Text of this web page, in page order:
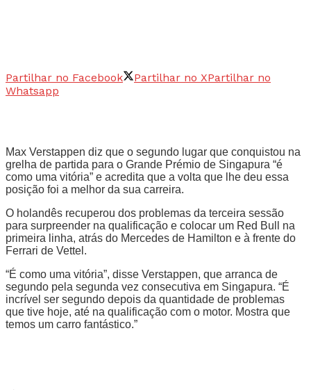
Partilhar no Facebook Partilhar no XPartilhar no
Whatsapp
Max Verstappen diz que o segundo lugar que conquistou na
grelha de partida para o Grande Prémio de Singapura “é
como uma vitória” e acredita que a volta que lhe deu essa
posição foi a melhor da sua carreira.
O holandês recuperou dos problemas da terceira sessão
para surpreender na qualificação e colocar um Red Bull na
primeira linha, atrás do Mercedes de Hamilton e à frente do
Ferrari de Vettel.
“É como uma vitória”, disse Verstappen, que arranca de
segundo pela segunda vez consecutiva em Singapura. “É
incrível ser segundo depois da quantidade de problemas
que tive hoje, até na qualificação com o motor. Mostra que
temos um carro fantástico.”